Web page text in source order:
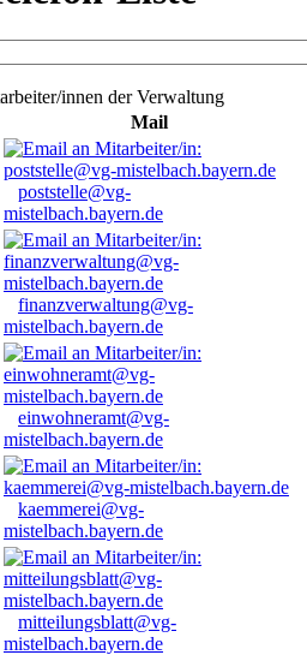
innen der Verwaltung
Mail
poststelle@vg-
mistelbach.bayern.de
finanzverwaltung@vg-
mistelbach.bayern.de
einwohneramt@vg-
mistelbach.bayern.de
kaemmerei@vg-
mistelbach.bayern.de
mitteilungsblatt@vg-
mistelbach.bayern.de